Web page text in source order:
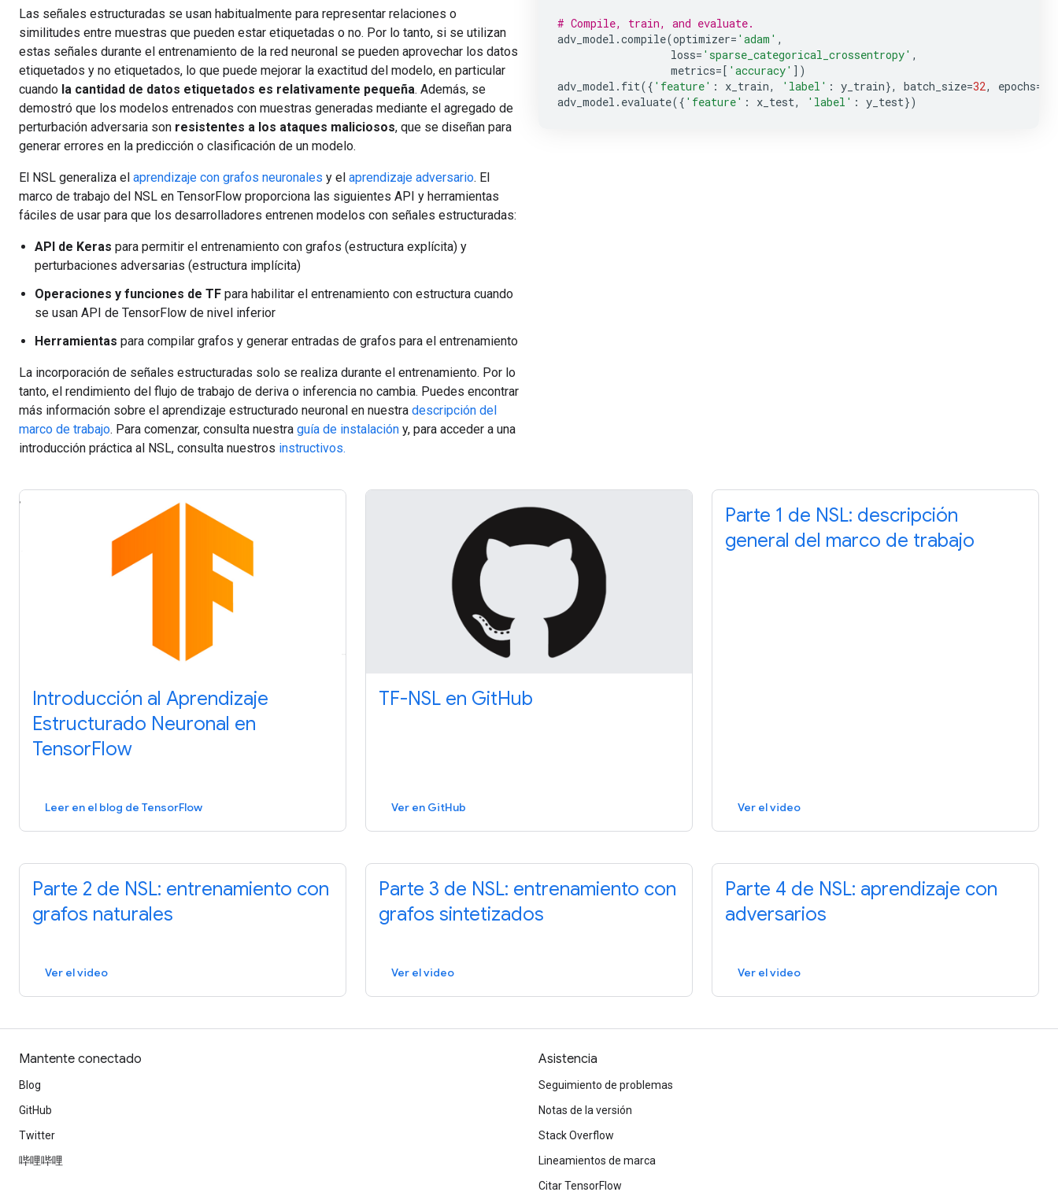
Las señales estructuradas se usan habitualmente para representar relaciones o
similitudes entre muestras que pueden estar etiquetadas o no. Por lo tanto, si se utilizan
estas señales durante el entrenamiento de la red neuronal se pueden aprovechar los datos
etiquetados y no etiquetados, lo que puede mejorar la exactitud del modelo, en particular
cuando la cantidad de datos etiquetados es relativamente pequeña. Además, se
demostró que los modelos entrenados con muestras generadas mediante el agregado de
perturbación adversaria son resistentes a los ataques maliciosos, que se diseñan para
generar errores en la predicción o clasificación de un modelo.
El NSL generaliza el aprendizaje con grafos neuronales y el aprendizaje adversario. El
marco de trabajo del NSL en TensorFlow proporciona las siguientes API y herramientas
fáciles de usar para que los desarrolladores entrenen modelos con señales estructuradas:
API de Keras para permitir el entrenamiento con grafos (estructura explícita) y
perturbaciones adversarias (estructura implícita)
Operaciones y funciones de TF para habilitar el entrenamiento con estructura cuando
se usan API de TensorFlow de nivel inferior
Herramientas para compilar grafos y generar entradas de grafos para el entrenamiento
La incorporación de señales estructuradas solo se realiza durante el entrenamiento. Por lo
tanto, el rendimiento del flujo de trabajo de deriva o inferencia no cambia. Puedes encontrar
más información sobre el aprendizaje estructurado neuronal en nuestra descripción del
marco de trabajo. Para comenzar, consulta nuestra guía de instalación y, para acceder a una
introducción práctica al NSL, consulta nuestros instructivos.
# Compile, train, and evaluate.
adv_model .compile(optimizer= 'adam' ,
loss= 'sparse_categorical_crossentropy' ,
metrics=[ 'accuracy' ])
adv_model . fit({ 'feature' : x_train, 'label' : y_train}, batch_size=32, epochs=
adv_model . evaluate({ 'feature' : x_test, 'label' : y_test})
Introducción al Aprendizaje
Estructurado Neuronal en
TensorFlow
Leer en el blog de TensorFlow
TF-NSL en GitHub
Ver en GitHub
Parte 1 de NSL: descripción
general del marco de trabajo
Ver el video
Parte 2 de NSL: entrenamiento con
grafos naturales
Ver el video
Parte 3 de NSL: entrenamiento con
grafos sintetizados
Ver el video
Parte 4 de NSL: aprendizaje con
adversarios
Ver el video
Mantente conectado
Blog
GitHub
Twitter
哔哩哔哩
Asistencia
Seguimiento de problemas
Notas de la versión
Stack Overflow
Lineamientos de marca
Citar TensorFlow